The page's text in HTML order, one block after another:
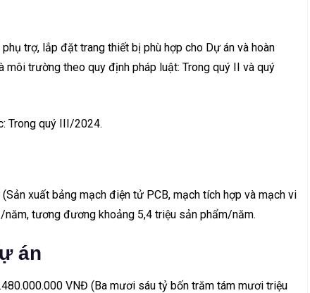
trợ, lắp đặt trang thiết bị phù hợp cho Dự án và hoàn
môi trường theo quy định pháp luật: Trong quý II và quý
Trong quý III/2024.
xuất bảng mạch điện tử PCB, mạch tích hợp và mạch vi
tương đương khoảng 5,4 triệu sản phẩm/năm.
án
VNĐ (Ba mươi sáu tỷ bốn trăm tám mươi triệu